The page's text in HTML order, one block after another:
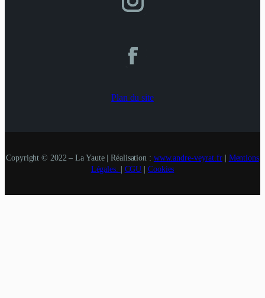
Plan du site
Copyright © 2022 – La Yaute | Réalisation : www.andre-veyrat.fr| Mentions
Légales. | CGU | Cookies